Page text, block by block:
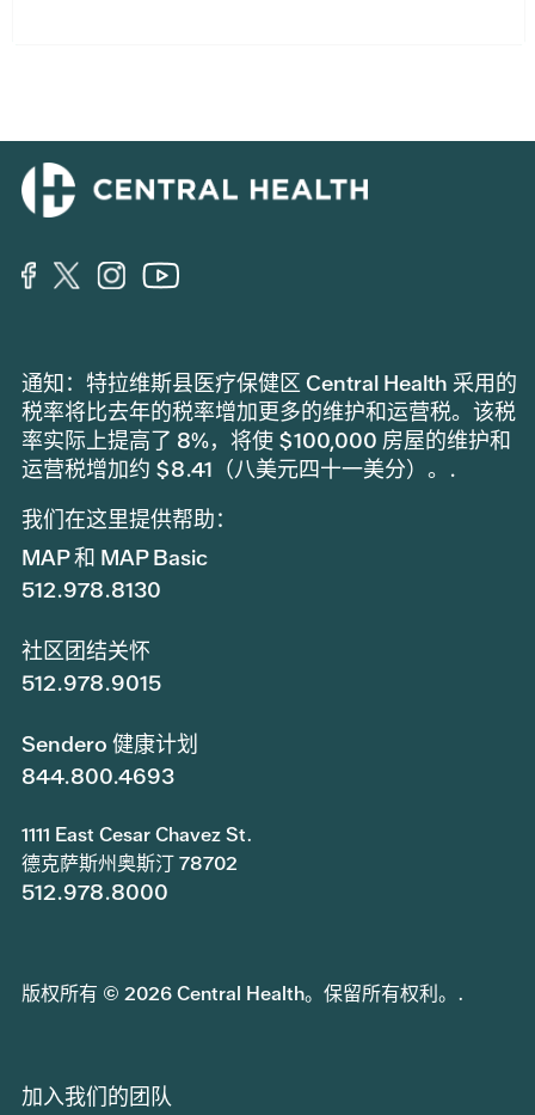
通知：特拉维斯县医疗保健区 Central Health 采用的
税率将比去年的税率增加更多的维护和运营税。该税
率实际上提高了 8%，将使 $100,000 房屋的维护和
运营税增加约 $8.41（八美元四十一美分）。.
我们在这里提供帮助：
MAP 和 MAP Basic
512.978.8130
社区团结关怀
512.978.9015
Sendero 健康计划
844.800.4693
1111 East Cesar Chavez St.
德克萨斯州奥斯汀 78702
512.978.8000
版权所有 © 2026 Central Health。保留所有权利。.
加入我们的团队